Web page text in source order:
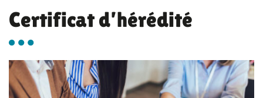
Certificat d’hérédité